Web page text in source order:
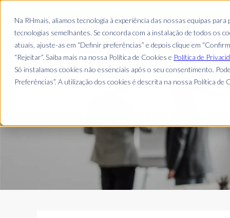
Na RHmais, aliamos tecnologia à experiência das nossas equipas
tecnologias semelhantes. Se concorda com a instalação de todos os
atuais, ajuste-as em “Definir preferências” e depois clique em
“Rejeitar”. Saiba mais na nossa Política de Cookies e Política de
Só instalamos cookies não essenciais após o seu consentimento.
Preferências”. A utilização dos cookies é descrita na nossa Política de
EMPRESAS